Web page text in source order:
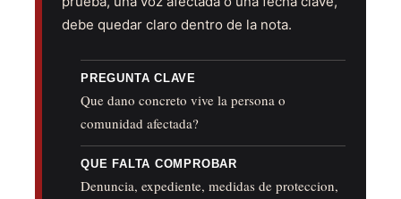
debe quedar claro dentro de la nota.
PREGUNTA CLAVE
Que dano concreto vive la persona o
comunidad afectada?
QUE FALTA COMPROBAR
Denuncia, expediente, medidas de proteccion,